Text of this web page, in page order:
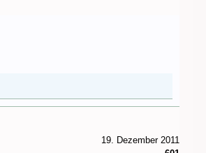
19. Dezember 2011